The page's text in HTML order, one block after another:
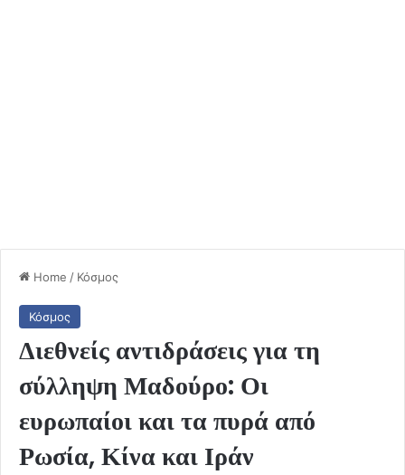
Home / Κόσμος
Κόσμος
Διεθνείς αντιδράσεις για τη
σύλληψη Μαδούρο: Οι
ευρωπαίοι και τα πυρά από
Ρωσία, Κίνα και Ιράν